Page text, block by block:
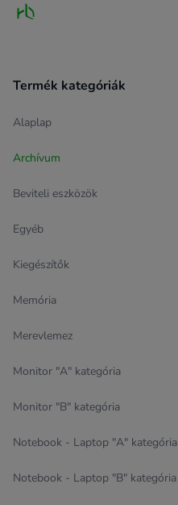
Termék kategóriák
Alaplap
Archívum
Beviteli eszközök
Egyéb
Kiegészítők
Memória
Merevlemez
Monitor "A" kategória
Monitor "B" kategória
Notebook - Laptop "A" kategória
Notebook - Laptop "B" kategória